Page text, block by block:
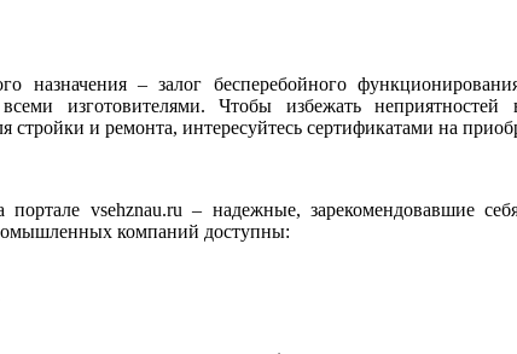
назначения – залог бесперебойного
изготовителями. Чтобы избежать неприятностей
и ремонта, интересуйтесь сертификатами на
портале vsehznau.ru – надежные, зарекомендовавшие
компаний доступны: